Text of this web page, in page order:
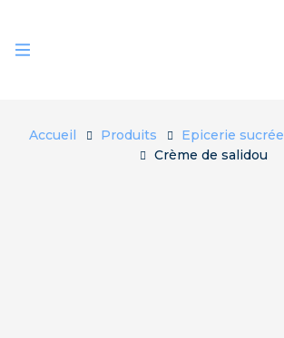
Accueil Produits Epicerie sucrée
Crème de salidou